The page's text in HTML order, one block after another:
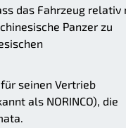
das Fahrzeug relativ
Panzer zu
seinen Vertrieb
als NORINCO), die